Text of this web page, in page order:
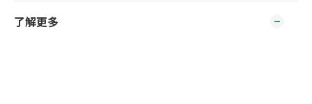
了解更多